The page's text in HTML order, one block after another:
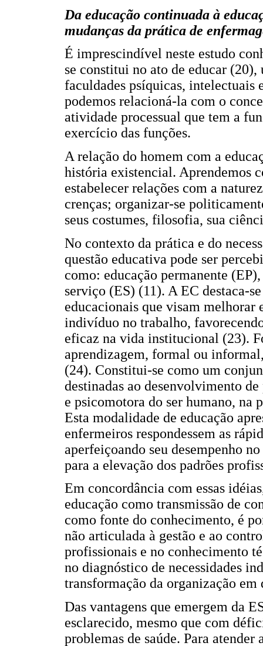
Da educação continuada à
mudanças da prática de
É imprescindível neste estudo
se constitui no ato de educar
faculdades psíquicas, intelectuais
podemos relacioná-la com o
atividade processual que tem a
exercício das funções.
A relação do homem com a
história existencial. Aprendemos
estabelecer relações com a
crenças; organizar-se
seus costumes, filosofia, sua
No contexto da prática e do
questão educativa pode ser
como: educação permanente
serviço (ES) (11). A EC destaca-
educacionais que visam
indivíduo no trabalho,
eficaz na vida institucional (23).
aprendizagem, formal ou
(24). Constitui-se como um
destinadas ao desenvolvimento
e psicomotora do ser humano, na
Esta modalidade de educação
enfermeiros respondessem as
aperfeiçoando seu desempenho
para a elevação dos padrões
Em concordância com essas
educação como transmissão de
como fonte do conhecimento, é
não articulada à gestão e ao
profissionais e no conhecimento
no diagnóstico de necessidades
transformação da organização
Das vantagens que emergem da
esclarecido, mesmo que com
problemas de saúde. Para atender